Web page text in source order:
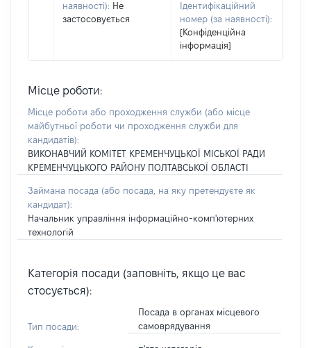
наявності): Не
застосовується
Ідентифікаційний
номер (за наявності):
[Конфіденційна
інформація]
Місце роботи:
Місце роботи або проходження служби (або місце
майбутньої роботи чи проходження служби для
кандидатів):
ВИКОНАВЧИЙ КОМІТЕТ КРЕМЕНЧУЦЬКОЇ МІСЬКОЇ РАДИ
КРЕМЕНЧУЦЬКОГО РАЙОНУ ПОЛТАВСЬКОЇ ОБЛАСТІ
Займана посада (або посада, на яку претендуєте як
кандидат):
Начальник управління інформаційно-комп'ютерних
технологій
Категорія посади (заповніть, якщо це вас
стосується):
Тип посади:
Посада в органах місцевого
самоврядування